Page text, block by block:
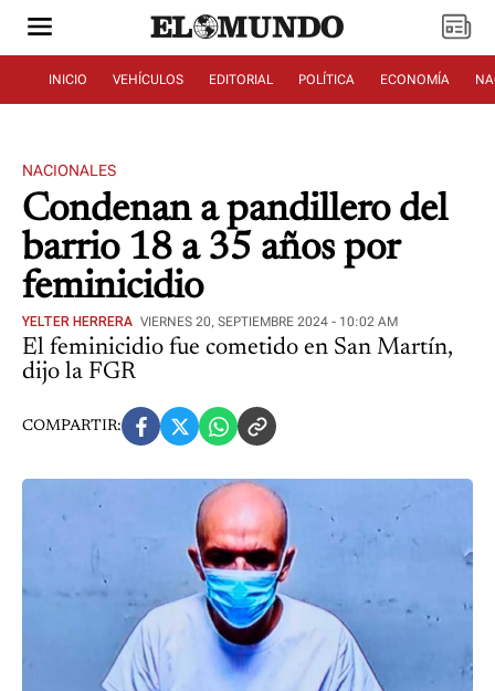
INICIO VEHÍCULOS EDITORIAL POLÍTICA ECONOMÍA
NACIONALES
Condenan a pandillero del
barrio 18 a 35 años por
feminicidio
YELTER HERRERA VIERNES 20, SEPTIEMBRE 2024 - 10:02 AM
El feminicidio fue cometido en San Martín,
dijo la FGR
COMPARTIR: